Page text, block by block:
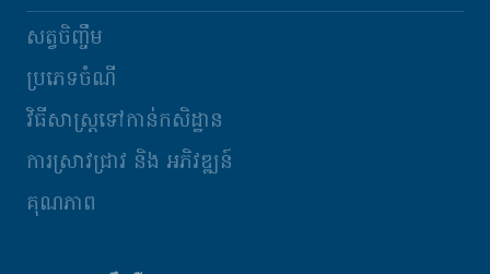
សត្វចិញ្ចឹម
ប្រភេទចំណី
វិធីសាស្រ្តទៅកាន់កសិដ្ឋាន
ការស្រាវជ្រាវ និង​ អភិវឌ្ឍន៍
គុណភាព